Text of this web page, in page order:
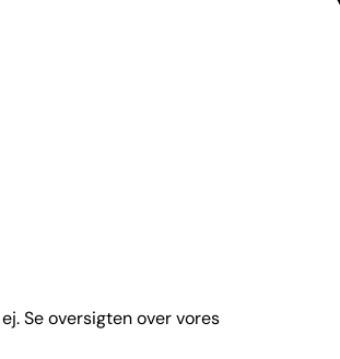
Se oversigten over vores